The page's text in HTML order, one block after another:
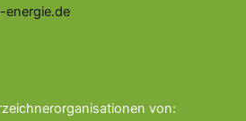
von: